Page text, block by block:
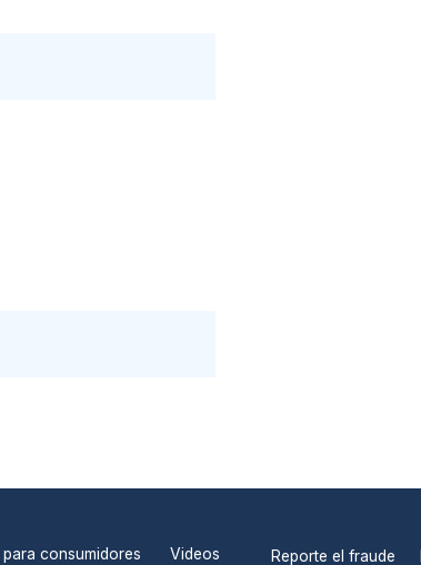
para consumidores Videos Reporte el fraude